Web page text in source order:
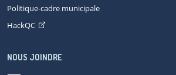
Politique-cadre municipale
HackQC
NOUS JOINDRE